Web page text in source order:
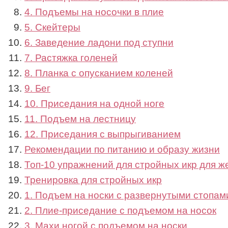
4. Подъемы на носочки в плие
5. Скейтеры
6. Заведение ладони под ступни
7. Растяжка голеней
8. Планка с опусканием коленей
9. Бег
10. Приседания на одной ноге
11. Подъем на лестницу
12. Приседания с выпрыгиванием
Рекомендации по питанию и образу жизни
Топ-10 упражнений для стройных икр для
Тренировка для стройных икр
1. Подъем на носки с развернутыми
2. Плие-приседание с подъемом на носок
3. Махи ногой с подъемом на носки